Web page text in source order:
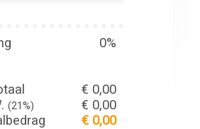
0%
€ 0,00
(21%)
€ 0,00
€ 0,00